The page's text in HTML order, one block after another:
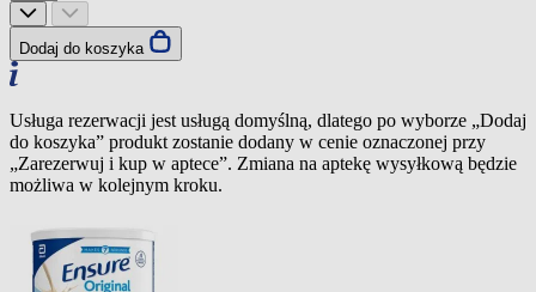
Dodaj do koszyka
Usługa rezerwacji jest usługą domyślną, dlatego po wyborze „Dodaj
do koszyka” produkt zostanie dodany w cenie oznaczonej przy
„Zarezerwuj i kup w aptece”. Zmiana na aptekę wysyłkową będzie
możliwa w kolejnym kroku.